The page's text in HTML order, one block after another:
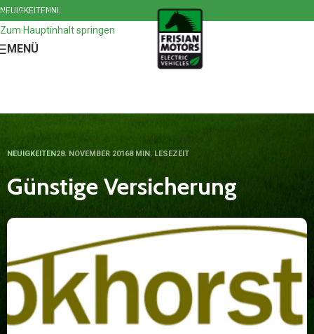
Zur Navigation springen
Zum Hauptinhalt springen
NEUIGKEITENNL
MENÜ
NEUIGKEITEN28. NOVEMBER 20168 MIN. LESEZEIT
Günstige Versicherung